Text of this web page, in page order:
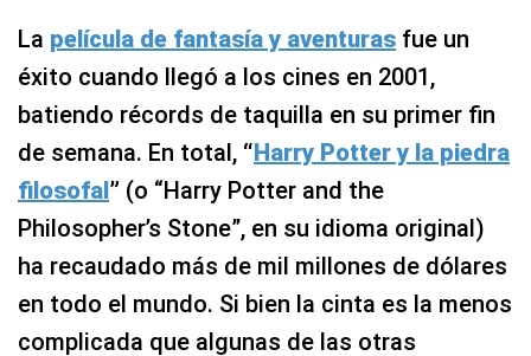
La película de fantasía y aventuras fue un
éxito cuando llegó a los cines en 2001,
batiendo récords de taquilla en su primer fin
de semana. En total, “Harry Potter y la piedra
filosofal” (o “Harry Potter and the
Philosopher’s Stone”, en su idioma original)
ha recaudado más de mil millones de dólares
en todo el mundo. Si bien la cinta es la menos
complicada que algunas de las otras